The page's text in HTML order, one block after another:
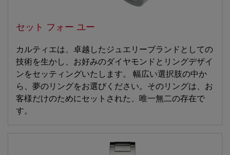
セット フォー ユー
カルティエは、卓越したジュエリーブランドとしての
技術を生かし、お好みのダイヤモンドとリングデザイ
ンをセッティングいたします。 幅広い選択肢の中か
ら、夢のリングをお選びください。そのリングは、お
客様だけのためにセットされた、唯一無二の存在で
す。